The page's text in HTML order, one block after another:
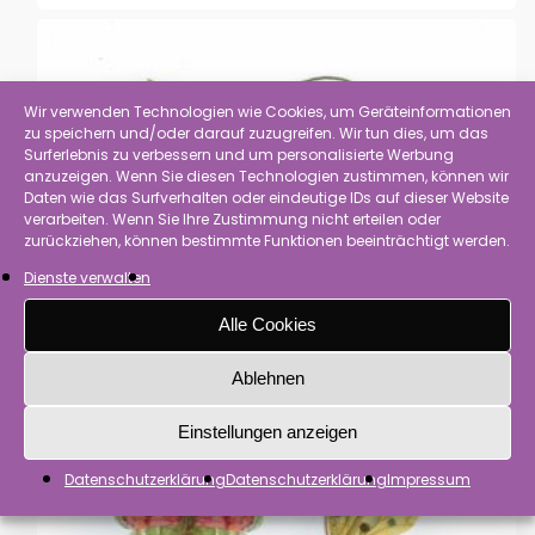
Wir verwenden Technologien wie Cookies, um Geräteinformationen
zu speichern und/oder darauf zuzugreifen. Wir tun dies, um das
Surferlebnis zu verbessern und um personalisierte Werbung
anzuzeigen. Wenn Sie diesen Technologien zustimmen, können wir
Daten wie das Surfverhalten oder eindeutige IDs auf dieser Website
verarbeiten. Wenn Sie Ihre Zustimmung nicht erteilen oder
zurückziehen, können bestimmte Funktionen beeinträchtigt werden.
Dienste verwalten
Alle Cookies
Ablehnen
Einstellungen anzeigen
DatenschutzerklärungDatenschutzerklärungImpressum